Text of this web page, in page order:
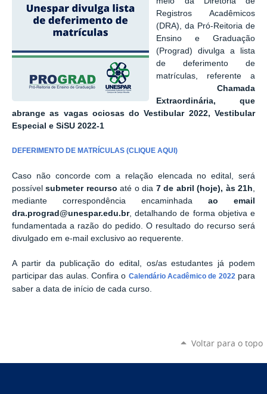
Registros Acadêmicos
(DRA), da Pró-Reitoria de
Ensino e Graduação
(Prograd) divulga a lista
de deferimento de
matrículas, referente a
Chamada
Extraordinária, que
abrange as vagas ociosas do Vestibular 2022, Vestibular
Especial e SiSU 2022-1
DEFERIMENTO DE MATRÍCULAS (CLIQUE AQUI)
Caso não concorde com a relação elencada no edital, será
possível submeter recurso até o dia 7 de abril (hoje), às 21h,
mediante correspondência encaminhada ao email
dra.prograd@unespar.edu.br, detalhando de forma objetiva e
fundamentada a razão do pedido. O resultado do recurso será
divulgado em e-mail exclusivo ao requerente.
A partir da publicação do edital, os/as estudantes já podem
participar das aulas. Confira o Calendário Acadêmico de 2022 para
saber a data de início de cada curso.
Voltar para o topo